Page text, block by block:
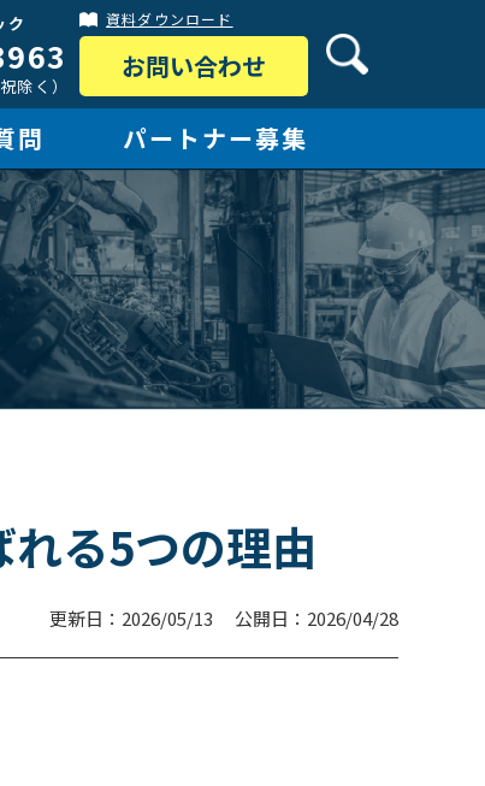
ク
除く）
資料ダウンロード
お問い合わせ
問 パートナー募集
る5つの理由
更新日：2026/05/13 公開日：2026/04/28